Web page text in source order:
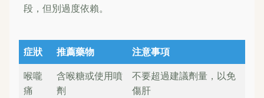
段，但別過度依賴。
症狀 推薦藥物
注意事項
喉嚨
痛
含喉糖或使用噴
劑
不要超過建議劑量，以免
傷肝